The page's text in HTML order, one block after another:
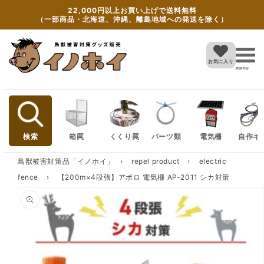
content
22,000円以上お買い上げで送料無料
（一部商品・北海道、沖縄、離島地域への発送を除く）
お気に入り
menu
検索 箱罠 くくり罠 パーツ類 電気柵 自作キ
鳥獣被害対策品「イノホイ」 › repel product ›
electric
fence
› 【200m×4段張】アポロ 電気柵 AP-2011 シカ対策
product
information